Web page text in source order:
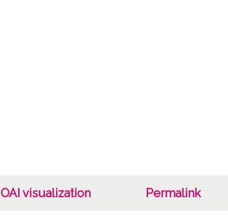
OAI visualization Permalink